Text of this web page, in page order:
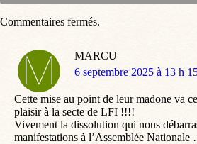
MARCU
dit
6 septembre 2025 à 13 h
Cette mise au point de leur madone va
plaisir à la secte de LFI !!!!
Vivement la dissolution qui nous
manifestations à l’Assemblée Nationale
Commentaires fermés.